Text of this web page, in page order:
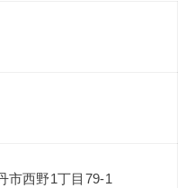
市西野1丁目79-1